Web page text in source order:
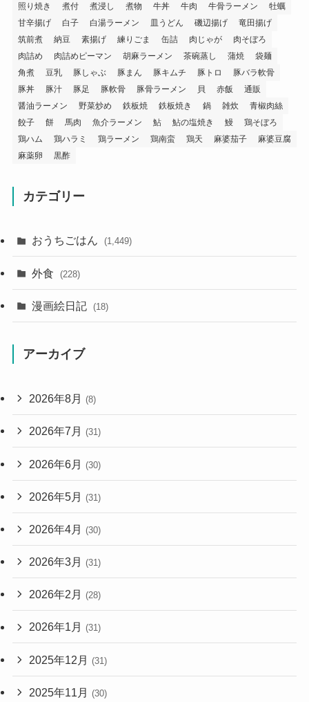
照り焼き
煮付 煮浸し 煮物 牛丼 牛肉 牛骨ラーメン
牡蠣
甘辛揚げ
白子 白湯ラーメン 皿うどん 磯辺揚げ
竜田揚げ
筑前煮
納豆 素揚げ 練りごま 缶詰 肉じゃが
肉そぼろ
肉詰め
肉詰めピーマン 胡麻ラーメン 茶碗蒸し 蒲焼
袋麺
角煮
豆乳 豚しゃぶ 豚まん 豚キムチ 豚トロ
豚バラ軟骨
豚丼
豚汁 豚足 豚軟骨 豚骨ラーメン 貝 赤飯
通販
醤油ラーメン
野菜炒め 鉄板焼 鉄板焼き 鍋 雑炊
青椒肉絲
餃子
餅 馬肉 魚介ラーメン 鮎 鮎の塩焼き 鰻
鶏そぼろ
鶏ハム
鶏ハラミ 鶏ラーメン 鶏南蛮 鶏天 麻婆茄子
麻婆豆腐
麻薬卵
黒酢
カテゴリー
おうちごはん (1,449)
外食 (228)
漫画絵日記 (18)
アーカイブ
2026年8月 (8)
2026年7月 (31)
2026年6月 (30)
2026年5月 (31)
2026年4月 (30)
2026年3月 (31)
2026年2月 (28)
2026年1月 (31)
2025年12月 (31)
2025年11月 (30)